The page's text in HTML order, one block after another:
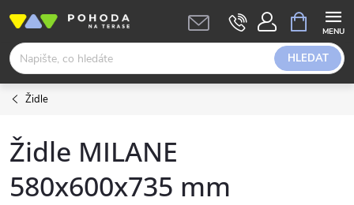
obsah
HLEDAT
NÁKUPNÍ
KOŠÍK
Židle
Židle MILANE
580x600x735 mm